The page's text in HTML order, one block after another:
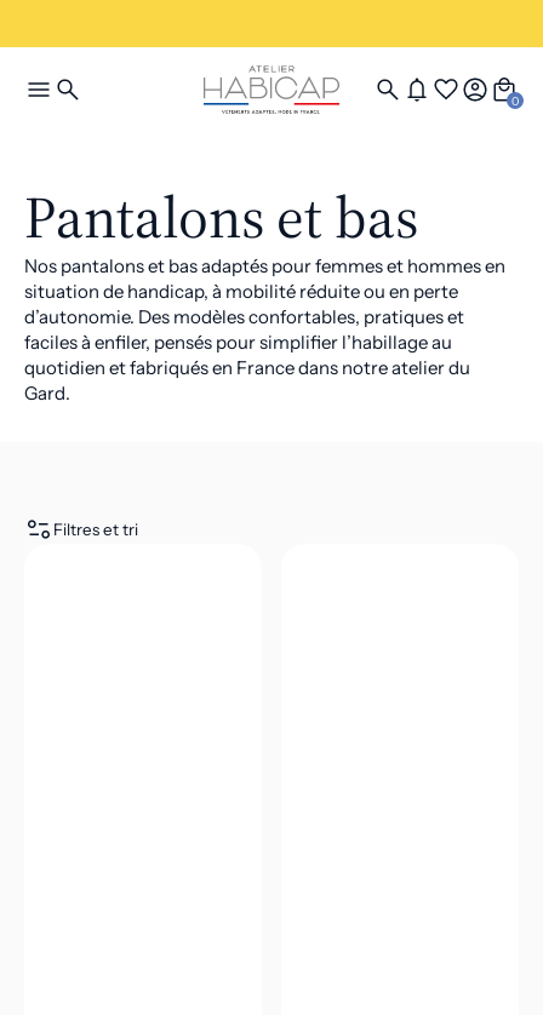
0
Pantalons et bas
Nos pantalons et bas adaptés pour femmes et hommes en
situation de handicap, à mobilité réduite ou en perte
d’autonomie. Des modèles confortables, pratiques et
faciles à enfiler, pensés pour simplifier l’habillage au
quotidien et fabriqués en France dans notre atelier du
Gard.
Filtres et tri